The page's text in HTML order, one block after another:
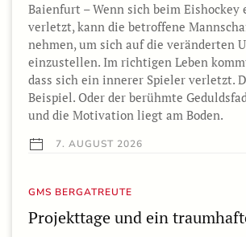
Baienfurt – Wenn sich beim Eishockey
verletzt, kann die betroffene
nehmen, um sich auf die veränderten
einzustellen. Im richtigen Leben
dass sich ein innerer Spieler verletzt.
Beispiel. Oder der berühmte
und die Motivation liegt am Boden.
7. AUGUST 2026
GMS BERGATREUTE
Projekttage und ein